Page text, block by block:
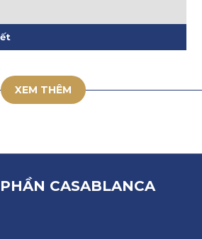
XEM THÊM
CASABLANCA